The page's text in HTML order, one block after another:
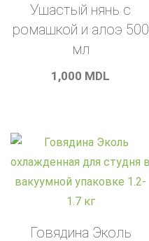
Ушастый нянь с
ромашкой и алоэ 500
мл
1,000 MDL
Говядина Эколь